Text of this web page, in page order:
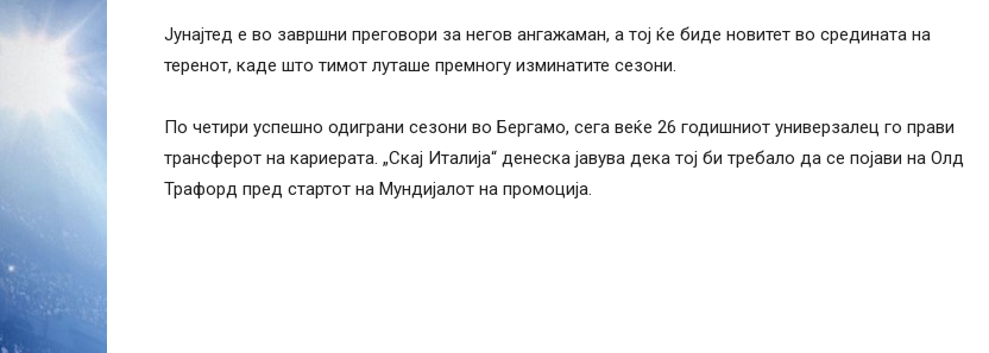
Јунајтед е во завршни преговори за негов ангажаман, а тој ќе биде новитет во средината на
теренот, каде што тимот луташе премногу изминатите сезони.
По четири успешно одиграни сезони во Бергамо, сега веќе 26 годишниот универзалец го прави
трансферот на кариерата. „Скај Италија“ денеска јавува дека тој би требало да се појави на Олд
Трафорд пред стартот на Мундијалот на промоција.